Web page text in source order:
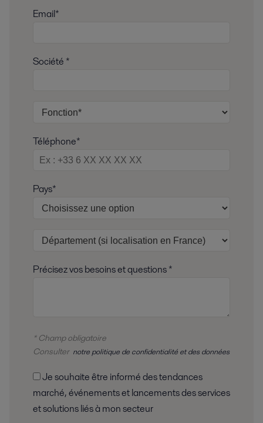
Email*
Société *
Téléphone*
Pays*
Précisez vos besoins et questions *
* Champ obligatoire
Consulter notre politique de confidentialité et des données
marché, événements et lancements des services
et solutions liés à mon secteur